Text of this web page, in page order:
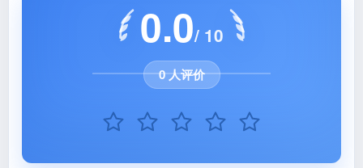
0.0/ 10
0 人评价